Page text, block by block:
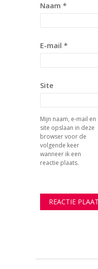
Naam *
E-mail *
Site
Mijn naam, e-mail en
site opslaan in deze
browser voor de
volgende keer
wanneer ik een
reactie plaats.